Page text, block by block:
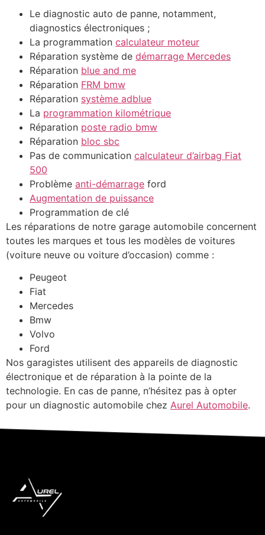
Le diagnostic auto de panne, notamment,
diagnostics électroniques ;
La programmation calculateur moteur
Réparation système de démarrage Mercedes
Réparation blue and me
Réparation FRM bmw
Réparation système adblue
La programmation kilométrique
Réparation poste radio bmw
Réparation bloc sbc
Pas de communication calculateur d’airbag Fiat
500
Problème anti-démarrage ford
Augmentation de puissance
Programmation de clé
Les réparations de notre garage automobile concernent
toutes les marques et tous les modèles de voitures
(voiture neuve ou voiture d’occasion) comme :
Peugeot
Fiat
Mercedes
Bmw
Volvo
Ford
Nos garagistes utilisent des appareils de diagnostic
électronique et de réparation à la pointe de la
technologie. En cas de panne, n’hésitez pas à opter
pour un diagnostic automobile chez Aurel Automobile.